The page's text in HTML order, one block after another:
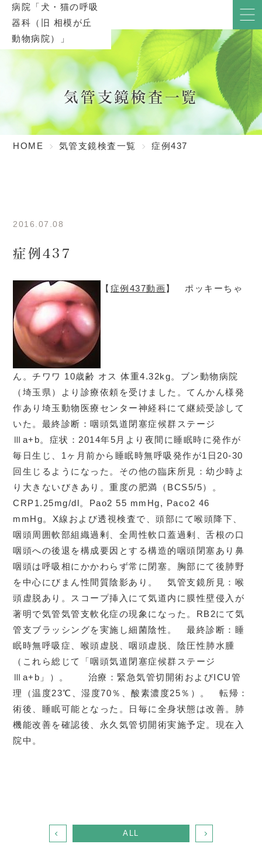
気管支鏡検査一覧
HOME 気管支鏡検査一覧 症例437
2016.07.08
症例437
【 症例437動画】 ポッキーちゃ
ん。チワワ 10歳齢 オス 体重4.32kg。ブン動物病院
（埼玉県）より診療依頼を受けました。てんかん様発
作あり埼玉動物医療センター神経科にて継続受診して
いた。最終診断：咽頭気道閉塞症候群ステージ
Ⅲa+b。 症状：2014年5月より夜間に睡眠時に発作が
毎日生じ、1ヶ月前から睡眠時無呼吸発作が1日20-30
回生じるようになった。その他の臨床所見：幼少時よ
り大きないびきあり。重度の肥満（BCS5/5）。
CRP1.25mg/dl。Pao2 55 mmHg, Paco2 46
mmHg。X線および透視検査で、頭部にて喉頭降下、
咽頭周囲軟部組織過剰、全周性軟口蓋過剰、舌根の口
咽頭への後退を構成要因とする構造的咽頭閉塞あり鼻
咽頭は呼吸相にかかわらず常に閉塞。胸部にて後肺野
を中心にびまん性間質陰影あり。 気管支鏡所見：喉
頭虚脱あり。スコープ挿入にて気道内に膜性壁侵入が
著明で気管気管支軟化症の現象になった。RB2にて気
管支ブラッシングを実施し細菌陰性。 最終診断：睡
眠時無呼吸症、喉頭虚脱、咽頭虚脱、陰圧性肺水腫
（これら総じて「咽頭気道閉塞症候群ステージ
Ⅲa+b」）。 治療：緊急気管切開術およびICU管
理（温度23℃、湿度70％、酸素濃度25％）。 転帰：
術後、睡眠可能となった。日毎に全身状態は改善。肺
機能改善を確認後、永久気管切開術実施予定。現在入
院中。
ALL